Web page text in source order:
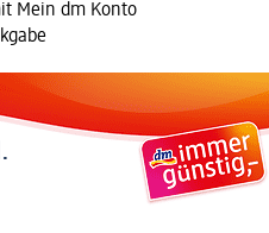
Mein dm Konto